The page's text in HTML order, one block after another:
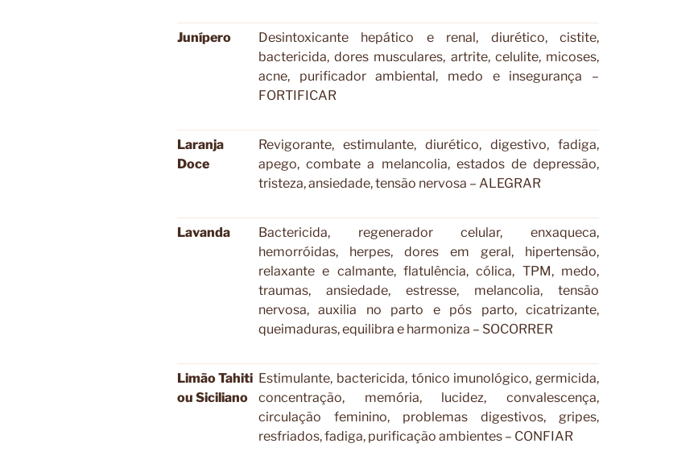
Junípero
Desintoxicante hepático e renal, diurético, cistite,
bactericida, dores musculares, artrite, celulite, micoses,
acne, purificador ambiental, medo e insegurança –
FORTIFICAR
Laranja
Doce
Revigorante, estimulante, diurético, digestivo, fadiga,
apego, combate a melancolia, estados de depressão,
tristeza, ansiedade, tensão nervosa – ALEGRAR
Lavanda
Bactericida, regenerador celular, enxaqueca,
hemorróidas, herpes, dores em geral, hipertensão,
relaxante e calmante, flatulência, cólica, TPM, medo,
traumas, ansiedade, estresse, melancolia, tensão
nervosa, auxilia no parto e pós parto, cicatrizante,
queimaduras, equilibra e harmoniza – SOCORRER
Limão Tahiti
ou Siciliano
Estimulante, bactericida, tónico imunológico, germicida,
concentração, memória, lucidez, convalescença,
circulação feminino, problemas digestivos, gripes,
resfriados, fadiga, purificação ambientes – CONFIAR